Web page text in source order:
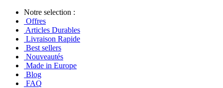
Notre selection :
Offres
Articles Durables
Livraison Rapide
Best sellers
Nouveautés
Made in Europe
Blog
FAQ